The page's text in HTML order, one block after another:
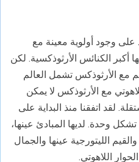
على وجود أولوية معينة مع
أكبر الكنائس الأرثوذكسية. لكن
مع الأرثوذكس تشمل العالم
مع الأرثوذكس لا يمكن
لقد اتفقنا منذ البداية على
وحدة. لديها المبادئ عينها،
والقيم الليتورجية عينها والجمال
اللاهوتي.